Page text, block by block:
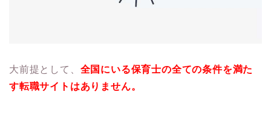
大前提として、 全国にいる保育士の全ての条件を満た
す転職サイトはありません。